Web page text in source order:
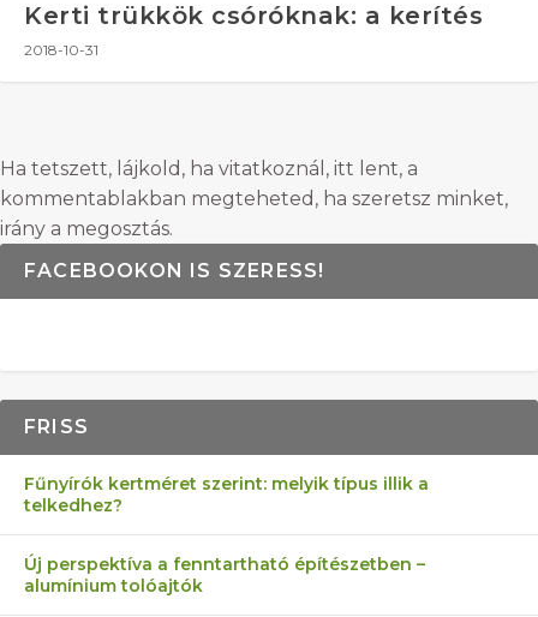
Kerti trükkök csóróknak: a kerítés
2018-10-31
Ha tetszett, lájkold, ha vitatkoznál, itt lent, a
kommentablakban megteheted, ha szeretsz minket,
irány a megosztás.
FACEBOOKON IS SZERESS!
FRISS
Fűnyírók kertméret szerint: melyik típus illik a
telkedhez?
Új perspektíva a fenntartható építészetben –
alumínium tolóajtók